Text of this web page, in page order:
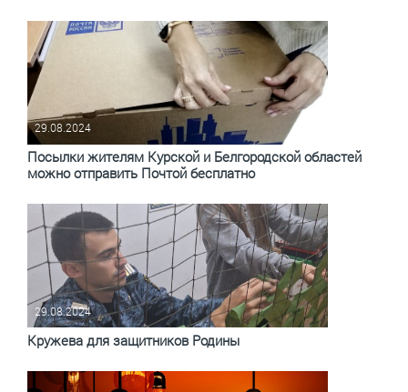
29.08.2024
Посылки жителям Курской и Белгородской областей
можно отправить Почтой бесплатно
29.08.2024
Кружева для защитников Родины